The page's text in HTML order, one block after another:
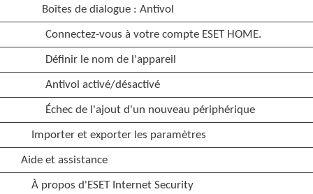
Boîtes de dialogue : Antivol
Connectez-vous à votre compte ESET HOME.
Définir le nom de l'appareil
Antivol activé/désactivé
Échec de l'ajout d'un nouveau périphérique
Importer et exporter les paramètres
Aide et assistance
À propos d'ESET Internet Security